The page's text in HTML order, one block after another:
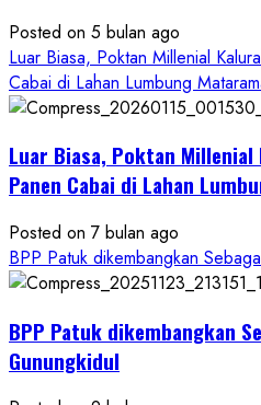
Singkong
Wujudkan
Ketahanan
Pangan
Petani
Posted on 5 bulan ago
Luar Biasa, Poktan Millenial
Cabai di Lahan Lumbung
Luar Biasa, Poktan Millenial
Panen Cabai di Lahan
Posted on 7 bulan ago
BPP Patuk dikembangkan
BPP Patuk dikembangkan
Gunungkidul